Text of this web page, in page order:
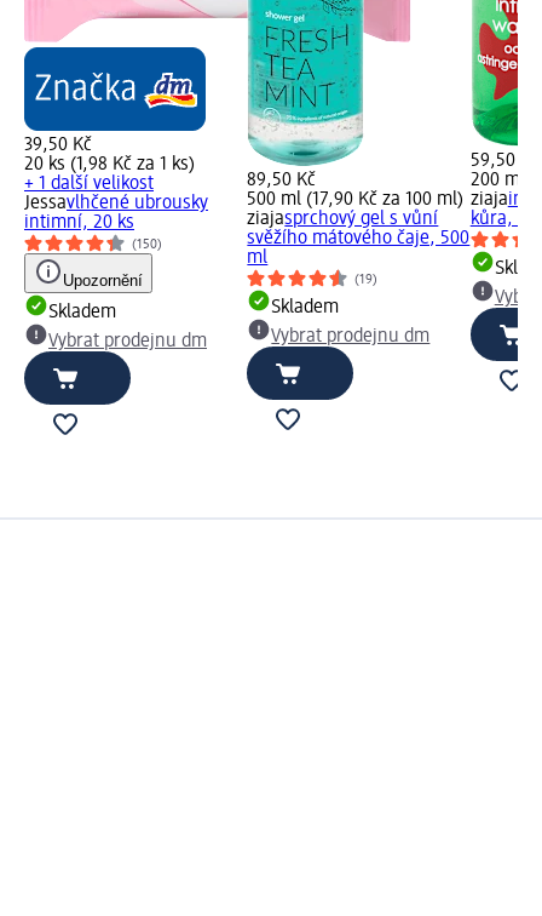
39,50 Kč
20 ks (1,98 Kč za 1 ks)
+ 1 další velikost
Jessavlhčené ubrousky
intimní, 20 ks
(150)
Upozornění
Skladem
Vybrat prodejnu dm
89,50 Kč
500 ml (17,90 Kč za 100 ml)
ziajasprchový gel s vůní
svěžího mátového čaje, 500
ml
(19)
Skladem
Vybrat prodejnu dm
59,50 Kč
200 ml
ziaja
kůra,